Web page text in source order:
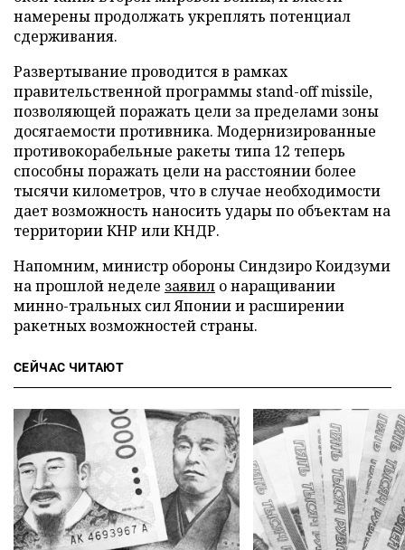
намерены продолжать укреплять потенциал
сдерживания.
Развертывание проводится в рамках
правительственной программы stand-off missile,
позволяющей поражать цели за пределами зоны
досягаемости противника. Модернизированные
противокорабельные ракеты типа 12 теперь
способны поражать цели на расстоянии более
тысячи километров, что в случае необходимости
дает возможность наносить удары по объектам на
территории КНР или КНДР.
Напомним, министр обороны Синдзиро Коидзуми
на прошлой неделе заявил о наращивании
минно-тральных сил Японии и расширении
ракетных возможностей страны.
СЕЙЧАС ЧИТАЮТ